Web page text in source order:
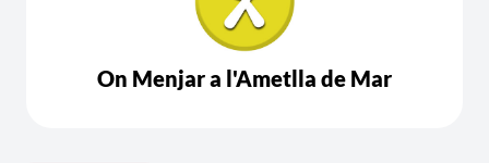
On Menjar a l'Ametlla de Mar